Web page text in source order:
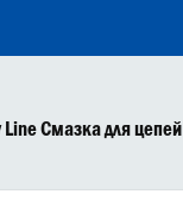
Смазка для цепей